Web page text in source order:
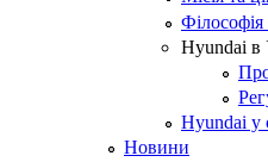
Hyundai в
Hyundai у
Новини